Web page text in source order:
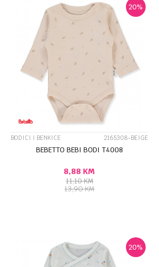
UPOREDI
20%
BODICI I BENKICE 2165308-BEIGE
BEBETTO BEBI BODI T4008
8,88 KM
11,10KM
13,90KM
20%